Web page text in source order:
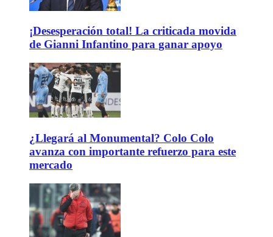
¡Desesperación total! La criticada movida
de Gianni Infantino para ganar apoyo
¿Llegará al Monumental? Colo Colo
avanza con importante refuerzo para este
mercado